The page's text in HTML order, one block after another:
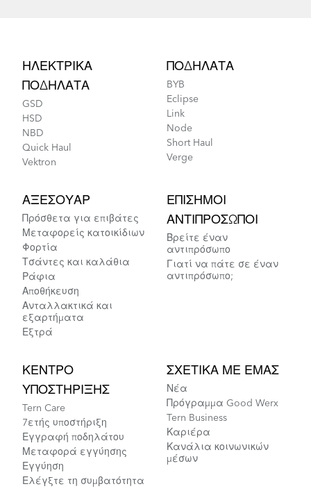
ΗΛΕΚΤΡΙΚΆ
ΠΟΔΉΛΑΤΑ
GSD
HSD
NBD
Quick Haul
Vektron
ΠΟΔΉΛΑΤΑ
BYB
Eclipse
Link
Node
Short Haul
Verge
ΑΞΕΣΟΥΆΡ
Πρόσθετα για επιβάτες
Μεταφορείς κατοικίδιων
Φορτία
Τσάντες και καλάθια
Ράφια
Αποθήκευση
Ανταλλακτικά και
εξαρτήματα
Εξτρά
ΕΠΊΣΗΜΟΙ
ΑΝΤΙΠΡΌΣΩΠΟΙ
Βρείτε έναν
αντιπρόσωπο
Γιατί να πάτε σε έναν
αντιπρόσωπο;
ΚΈΝΤΡΟ
ΥΠΟΣΤΉΡΙΞΗΣ
Tern Care
7ετής υποστήριξη
Εγγραφή ποδηλάτου
Μεταφορά εγγύησης
Εγγύηση
Ελέγξτε τη συμβατότητα
ΣΧΕΤΙΚΆ ΜΕ ΕΜΆΣ
Νέα
Πρόγραμμα Good Werx
Tern Business
Καριέρα
Κανάλια κοινωνικών
μέσων